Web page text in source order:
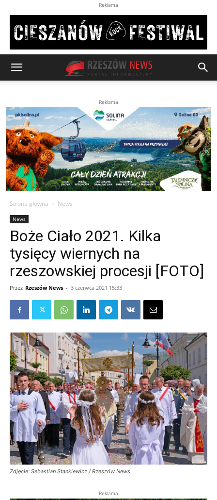
Reklama
Reklama
Strona główna News
News
Boże Ciało 2021. Kilka
tysięcy wiernych na
rzeszowskiej procesji [FOTO]
Przez Rzeszów News - 3 czerwca 2021 15:33
Zdjęcie: Sebastian Stankiewicz / Rzeszów News
Reklama